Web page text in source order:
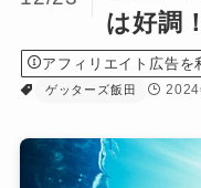
は好調
アフィリエイト広告を
ゲッターズ飯田